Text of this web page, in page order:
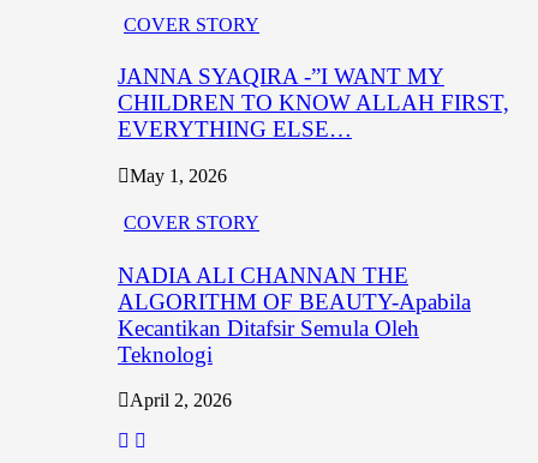
COVER STORY
JANNA SYAQIRA -”I WANT MY
CHILDREN TO KNOW ALLAH FIRST,
EVERYTHING ELSE…
May 1, 2026
COVER STORY
NADIA ALI CHANNAN THE
ALGORITHM OF BEAUTY-Apabila
Kecantikan Ditafsir Semula Oleh
Teknologi
April 2, 2026